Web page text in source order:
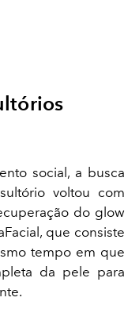
social, a busca
voltou com
do glow
que consiste
tempo em que
da pele para